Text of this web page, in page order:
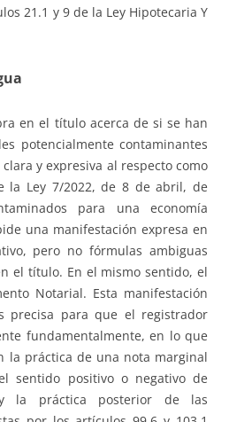
21.1 y 9 de la Ley Hipotecaria Y
en el título acerca de si se han
potencialmente contaminantes
y expresiva al respecto como
la Ley 7/2022, de 8 de abril, de
para una economía
una manifestación expresa en
pero no fórmulas ambiguas
el título. En el mismo sentido, el
Notarial. Esta manifestación
precisa para que el registrador
fundamentalmente, en lo que
la práctica de una nota marginal
sentido positivo o negativo de
la práctica posterior de las